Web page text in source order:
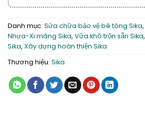
Danh mục: Sửa chữa bảo vệ bê tông Sika,
Nhựa-Xi măng Sika, Vữa khô trộn sẵn Sika,
Sika, Xây dựng hoàn thiện Sika
Thương hiệu: Sika